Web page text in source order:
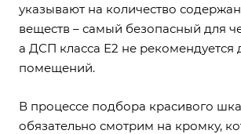
указывают на количество
веществ – самый безопасный для
а ДСП класса Е2 не рекомендуется
помещений.
В процессе подбора красивого
обязательно смотрим на кромку,